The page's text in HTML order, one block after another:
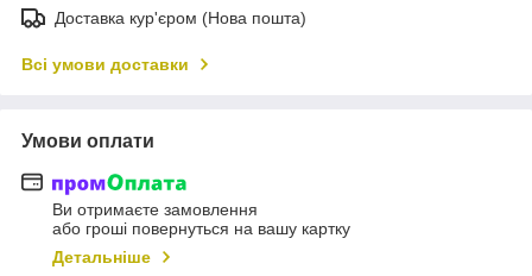
Доставка кур'єром (Нова пошта)
Всі умови доставки
Умови оплати
Ви отримаєте замовлення
або гроші повернуться на вашу картку
Детальніше